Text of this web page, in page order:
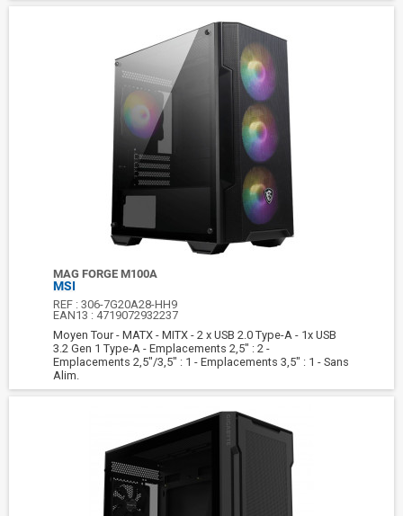
MAG FORGE M100A
MSI
REF :306-7G20A28-HH9
EAN13 : 4719072932237
Moyen Tour - MATX - MITX - 2 x USB 2.0 Type-A - 1x USB
3.2 Gen 1 Type-A - Emplacements 2,5" : 2 -
Emplacements 2,5"/3,5" : 1 - Emplacements 3,5" : 1 - Sans
Alim.